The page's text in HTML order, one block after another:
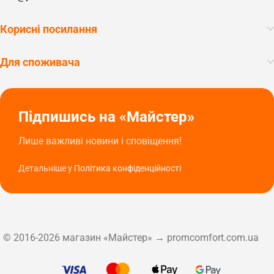
Корисні посилання
Для споживача
Підпишись на «Майстер»
Лише важливі новини і сповіщення!
Детальніше у Політика конфіденційності
© 2016-2026 магазин «Майстер» → promcomfort.com.ua